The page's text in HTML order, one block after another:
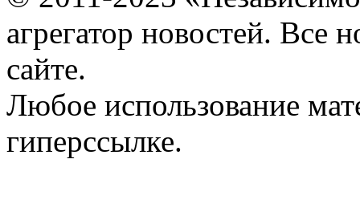
агрегатор новостей. Все
сайте.
Любое использование
гиперссылке.